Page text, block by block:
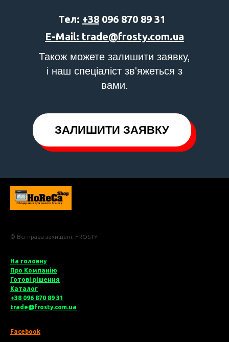
Також можете залишити заявку,
і наш спеціаліст зв'яжеться з
вами.
ЗАЛИШИТИ ЗАЯВКУ
E-Mail: trade@frosty.com.ua
Тел: +38 096 870 89 31
© Всі права захищені. FROSTY
На головну
Про Компанію
Готові рішення
Каталог
+38 096 870 89 31
trade@frosty.com.ua
Facebook